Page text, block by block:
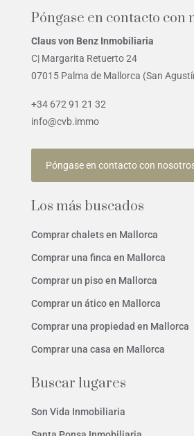
Póngase en contacto con
Claus von Benz Inmobiliaria
C| Margarita Retuerto 24
07015 Palma de Mallorca (San
+34 672 91 21 32
info@cvb.immo
Póngase en contacto con
Los más buscados
Comprar chalets en Mallorca
Comprar una finca en Mallorca
Comprar un piso en Mallorca
Comprar un ático en Mallorca
Comprar una propiedad en Mallorca
Comprar una casa en Mallorca
Buscar lugares
Son Vida Inmobiliaria